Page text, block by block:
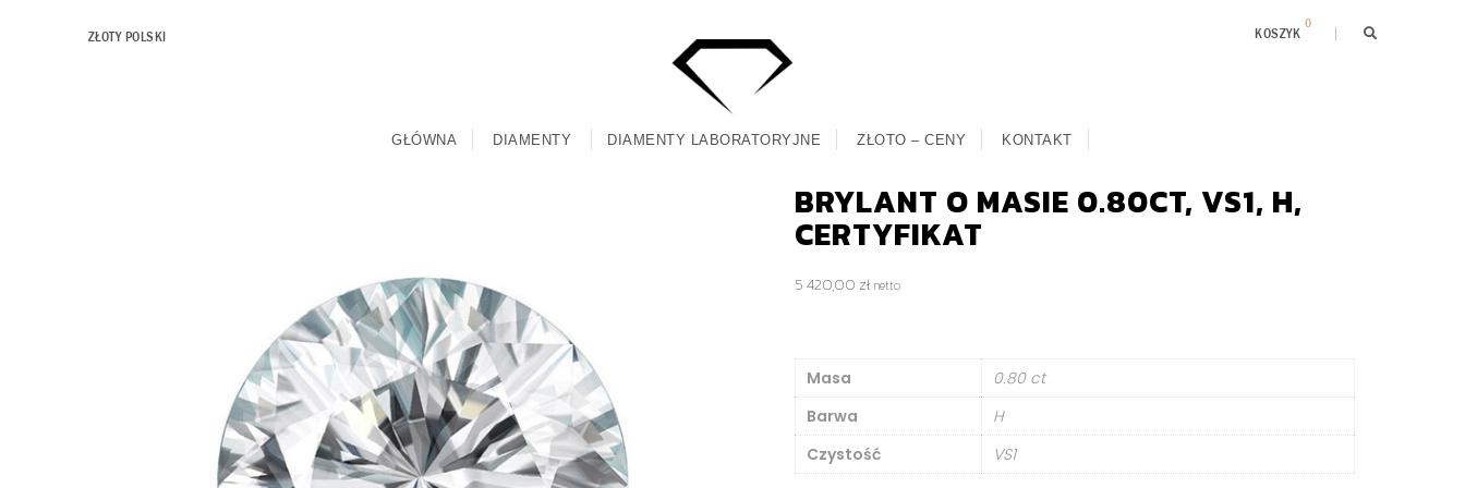
ZŁOTY POLSKI KOSZYK
0
GŁÓWNA DIAMENTY DIAMENTY LABORATORYJNE ZŁOTO – CENY KONTAKT
BRYLANT O MASIE 0.80CT, VS1, H,
CERTYFIKAT
5 420,00 zł netto
Masa
0.80 ct
Barwa
H
Czystość
VS1